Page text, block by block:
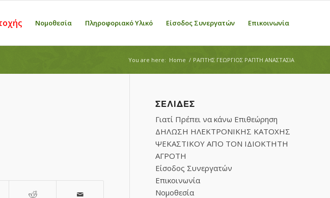
Νομοθεσία Πληροφοριακό Υλικό Είσοδος Συνεργατών Επικοινωνία
You are here: Home / ΡΑΠΤΗΣ ΓΕΩΡΓΙΟΣ ΡΑΠΤΗ ΑΝΑΣΤΑΣΙΑ
ΣΕΛΊΔΕΣ
Γιατί Πρέπει να κάνω Επιθεώρηση
ΔΗΛΩΣΗ ΗΛΕΚΤΡΟΝΙΚΗΣ ΚΑΤΟΧΗΣ
ΨΕΚΑΣΤΙΚΟΥ ΑΠΟ ΤΟΝ ΙΔΙΟΚΤΗΤΗ
ΑΓΡΟΤΗ
Είσοδος Συνεργατών
Επικοινωνία
Νομοθεσία